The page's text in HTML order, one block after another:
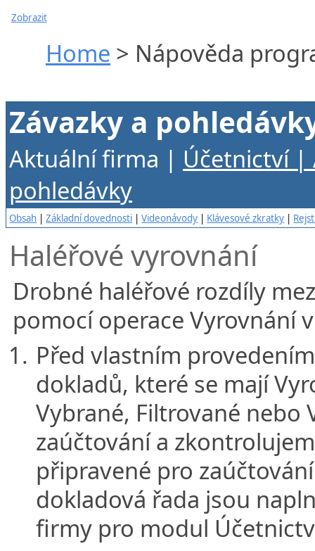
Zobrazit
Home > Nápověda
Závazky a
Aktuální firma | Účetnictví |
pohledávky
Obsah |Základní dovednosti |Videonávody | Klávesové zkratky |
Haléřové vyrovnání
Drobné haléřové rozdíly
pomocí operace Vyrovnání
Před vlastním
dokladů, které se mají
Vybrané, Filtrované nebo
zaúčtování a
připravené pro
dokladová řada jsou
firmy pro modul